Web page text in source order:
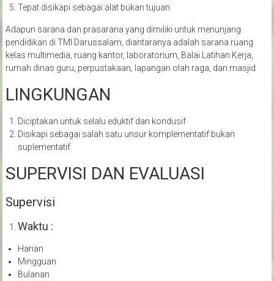
Tepat disikapi sebagai alat bukan tujuan
Adapun sarana dan prasarana yang dimiliki untuk menunjang
pendidikan di TMI Darussalam, diantaranya adalah sarana ruang
kelas multimedia, ruang kantor, laboratorium, Balai Latihan Kerja,
rumah dinas guru, perpustakaan, lapangan olah raga, dan masjid
LINGKUNGAN
Diciptakan untuk selalu eduktif dan kondusif
Disikapi sebagai salah satu unsur komplementatif bukan
suplementatif
SUPERVISI DAN EVALUASI
Supervisi
Waktu :
Harian
Mingguan
Bulanan